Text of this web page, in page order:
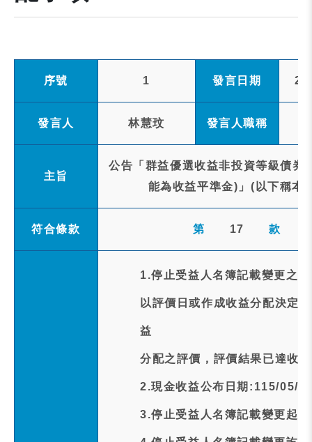
序號 1 發言日期
發言人 林慧玟 發言人職稱
主旨
公告「群益優選收益非投資等級債
能為收益平準金)」(以下稱
符合條款 第 17 款
1.停止受益人名簿記載變更之
以評價日或作成收益分配決定
益
分配之評價，評價結果已達收
2.現金收益公布日期:115/05/
3.停止受益人名簿記載變更起